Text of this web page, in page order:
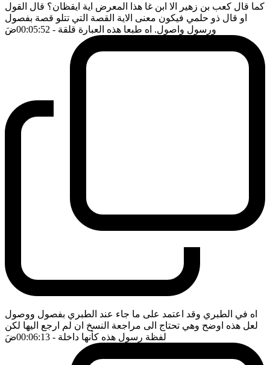
كما قال كعب بن زهير الا ابن غا هذا المعرض اية ايقظان؟ قال القول
او قال ذو حلمي فيكون معنى الاية القصة التي تتلو قصة بفصول
ورسول واصول. اه طبعا هذه العبارة قلقة - 00:05:52 ضَ
اه في الطبري وقد اعتمد على ما جاء عند الطبري بفصول ووصول
لعل هذه اوضح وهي تحتاج الى مراجعة النسخ ان لم ارجع اليها لكن
لفظة رسول هذه كأنها داخلة - 00:06:13 ضَ